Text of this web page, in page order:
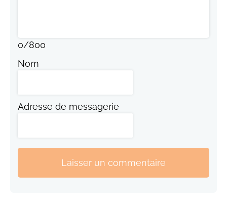
0/800
Nom
Adresse de messagerie
Laisser un commentaire